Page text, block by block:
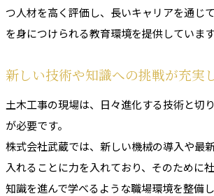
つ人材を高く評価し、長いキャリアを通じ
を身につけられる教育環境を提供しています
新しい技術や知識への挑戦が充実
土木工事の現場は、日々進化する技術と切
が必要です。
株式会社武蔵では、新しい機械の導入や最
入れることに力を入れており、そのために
知識を進んで学べるような職場環境を整備し